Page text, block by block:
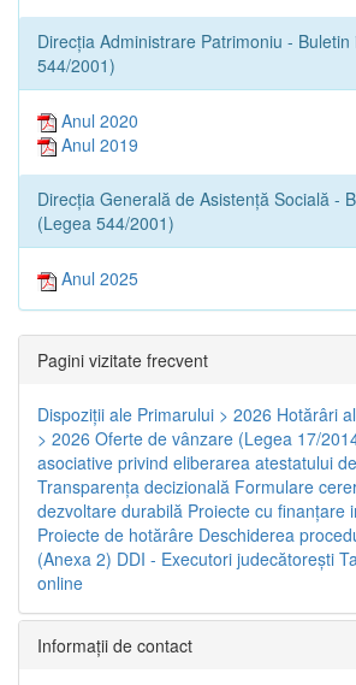
Direcția Administrare Patrimoniu -
544/2001)
Anul 2020
Anul 2019
Direcția Generală de Asistență Socială -
(Legea 544/2001)
Anul 2025
Pagini vizitate frecvent
Dispoziţii ale Primarului > 2026 Hotărâri
> 2026 Oferte de vânzare (Legea 17/
asociative privind eliberarea atestatului
Transparenţa decizională Formulare
dezvoltare durabilă Proiecte cu finanţare
Proiecte de hotărâre Deschiderea
(Anexa 2) DDI - Executori judecătorești
online
Informaţii de contact